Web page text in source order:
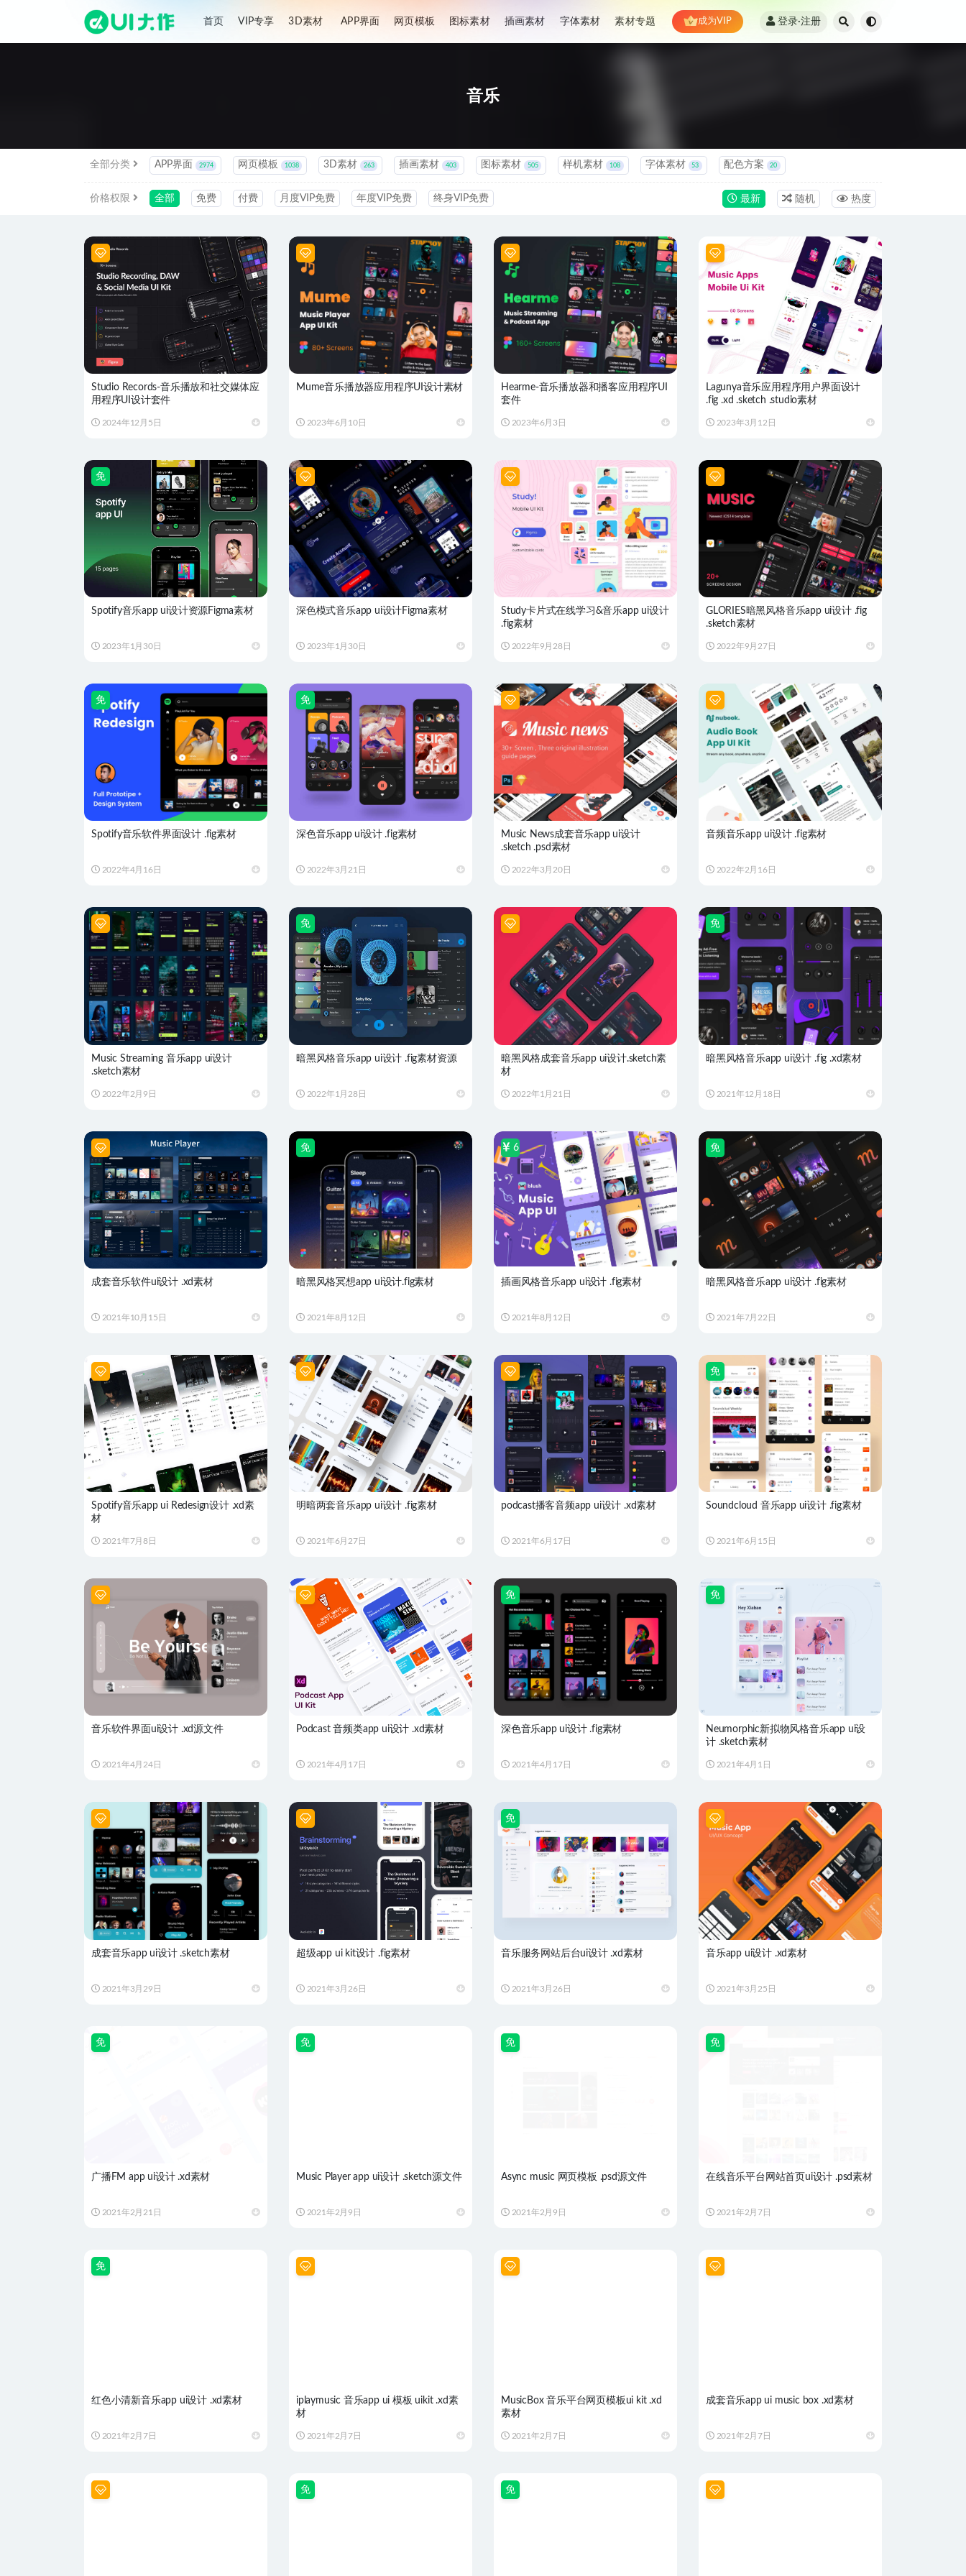
首页 VIP专享 3D素材 APP界面 网页模板 图标素材 插画素材 字体素材 素材专题 成为VIP 登录·注册
音乐
全部分类 APP界面 2974 网页模板 1038 3D素材 263 插画素材 403 图标素材 505 样机素材 108 字体素材 53 配色方案 20
价格权限 全部 免费 付费 月度VIP免费 年度VIP免费 终身VIP免费 最新 随机 热度
Studio Records-音乐播放和社交媒体应
用程序UI设计套件
2024年12月5日
Mume音乐播放器应用程序UI设计素材
2023年6月10日
Hearme-音乐播放器和播客应用程序UI
套件
2023年6月3日
Lagunya音乐应用程序用户界面设计
.fig .xd .sketch .studio素材
2023年3月12日
免
Spotify音乐app ui设计资源Figma素材
2023年1月30日
深色模式音乐app ui设计Figma素材
2023年1月30日
Study卡片式在线学习&音乐app ui设计
.fig素材
2022年9月28日
GLORIES暗黑风格音乐app ui设计 .fig
.sketch素材
2022年9月27日
免
Spotify音乐软件界面设计 .fig素材
2022年4月16日
免
深色音乐app ui设计 .fig素材
2022年3月21日
Music News成套音乐app ui设计
.sketch .psd素材
2022年3月20日
音频音乐app ui设计 .fig素材
2022年2月16日
Music Streaming 音乐app ui设计
.sketch素材
2022年2月9日
免
暗黑风格音乐app ui设计 .fig素材资源
2022年1月28日
暗黑风格成套音乐app ui设计.sketch素
材
2022年1月21日
免
暗黑风格音乐app ui设计 .fig .xd素材
2021年12月18日
成套音乐软件ui设计 .xd素材
2021年10月15日
免
暗黑风格冥想app ui设计.fig素材
2021年8月12日
6
插画风格音乐app ui设计 .fig素材
2021年8月12日
免
暗黑风格音乐app ui设计 .fig素材
2021年7月22日
Spotify音乐app ui Redesign设计 .xd素
材
2021年7月8日
明暗两套音乐app ui设计 .fig素材
2021年6月27日
podcast播客音频app ui设计 .xd素材
2021年6月17日
免
Soundcloud 音乐app ui设计 .fig素材
2021年6月15日
音乐软件界面ui设计 .xd源文件
2021年4月24日
Podcast 音频类app ui设计 .xd素材
2021年4月17日
免
深色音乐app ui设计 .fig素材
2021年4月17日
免
Neumorphic新拟物风格音乐app ui设
计 .sketch素材
2021年4月1日
成套音乐app ui设计 .sketch素材
2021年3月29日
超级app ui kit设计 .fig素材
2021年3月26日
免
音乐服务网站后台ui设计 .xd素材
2021年3月26日
音乐app ui设计 .xd素材
2021年3月25日
免
广播FM app ui设计 .xd素材
2021年2月21日
免
Music Player app ui设计 .sketch源文件
2021年2月9日
免
Async music 网页模板 .psd源文件
2021年2月9日
免
在线音乐平台网站首页ui设计 .psd素材
2021年2月7日
免
红色小清新音乐app ui设计 .xd素材
2021年2月7日
iplaymusic 音乐app ui 模板 uikit .xd素
材
2021年2月7日
MusicBox 音乐平台网页模板ui kit .xd
素材
2021年2月7日
成套音乐app ui music box .xd素材
2021年2月7日
免 免